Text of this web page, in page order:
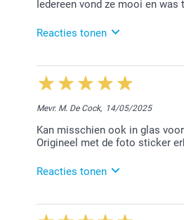
fotocreaties bij ons!
Warme groet,
Iedereen vond ze mooi en was
Reacties tonen
3/06/2025
14:58
Hallo Branko,
vonden het fijn jouw
Nathalie @smartphoto
Mevr. M. De Cock, 14/05/2025
Kan misschien ook in glas
Origineel met de foto sticker
Reacties tonen
20/05/2025